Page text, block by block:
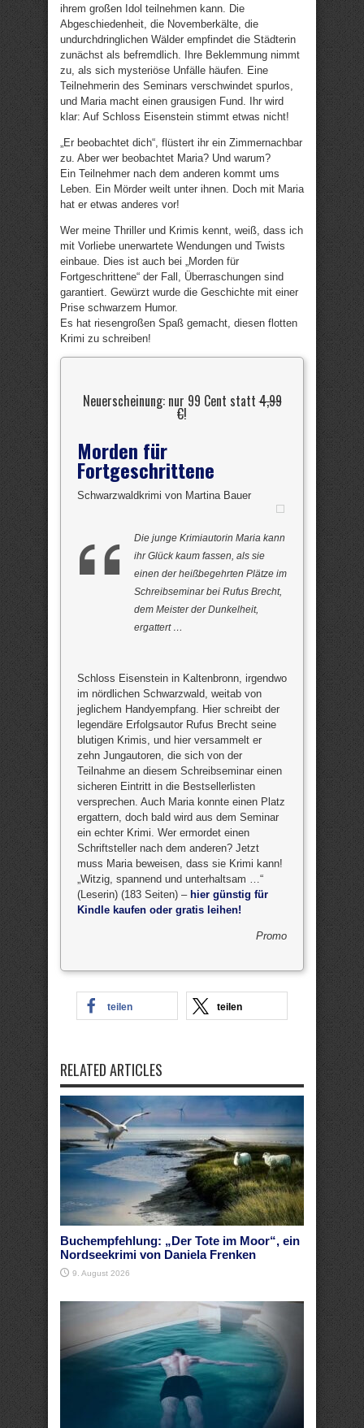
ihrem großen Idol teilnehmen kann. Die
Abgeschiedenheit, die Novemberkälte, die
undurchdringlichen Wälder empfindet die Städterin
zunächst als befremdlich. Ihre Beklemmung nimmt
zu, als sich mysteriöse Unfälle häufen. Eine
Teilnehmerin des Seminars verschwindet spurlos,
und Maria macht einen grausigen Fund. Ihr wird
klar: Auf Schloss Eisenstein stimmt etwas nicht!
„Er beobachtet dich“, flüstert ihr ein Zimmernachbar
zu. Aber wer beobachtet Maria? Und warum?
Ein Teilnehmer nach dem anderen kommt ums
Leben. Ein Mörder weilt unter ihnen. Doch mit Maria
hat er etwas anderes vor!
Wer meine Thriller und Krimis kennt, weiß, dass ich
mit Vorliebe unerwartete Wendungen und Twists
einbaue. Dies ist auch bei „Morden für
Fortgeschrittene“ der Fall, Überraschungen sind
garantiert. Gewürzt wurde die Geschichte mit einer
Prise schwarzem Humor.
Es hat riesengroßen Spaß gemacht, diesen flotten
Krimi zu schreiben!
Neuerscheinung: nur 99 Cent statt4,99
€!
Morden für
Fortgeschrittene
Schwarzwaldkrimi von Martina Bauer
Die junge Krimiautorin Maria kann
ihr Glück kaum fassen, als sie
einen der heißbegehrten Plätze im
Schreibseminar bei Rufus Brecht,
dem Meister der Dunkelheit,
ergattert …
Schloss Eisenstein in Kaltenbronn, irgendwo
im nördlichen Schwarzwald, weitab von
jeglichem Handyempfang. Hier schreibt der
legendäre Erfolgsautor Rufus Brecht seine
blutigen Krimis, und hier versammelt er
zehn Jungautoren, die sich von der
Teilnahme an diesem Schreibseminar einen
sicheren Eintritt in die Bestsellerlisten
versprechen. Auch Maria konnte einen Platz
ergattern, doch bald wird aus dem Seminar
ein echter Krimi. Wer ermordet einen
Schriftsteller nach dem anderen? Jetzt
muss Maria beweisen, dass sie Krimi kann!
„Witzig, spannend und unterhaltsam …“
(Leserin) (183 Seiten) – hier günstig für
Kindle kaufen oder gratis leihen!
Promo
teilen teilen
RELATED ARTICLES
Buchempfehlung: „Der Tote im Moor“, ein
Nordseekrimi von Daniela Frenken
9. August 2026